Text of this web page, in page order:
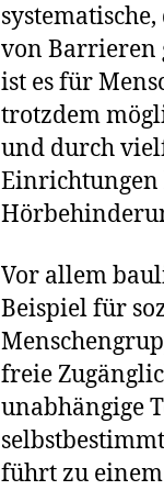
von Barrieren
ist es für
trotzdem
und durch
Einrichtungen
Vor allem
Beispiel für
freie
unabhängige
führt zu